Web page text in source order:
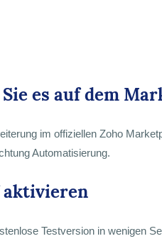
es auf dem
im offiziellen Zoho
Automatisierung.
Testversion in wenigen